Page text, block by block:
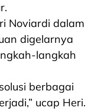
Noviardi dalam
digelarnya
langkah
berbagai
ucap Heri.